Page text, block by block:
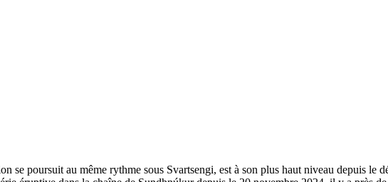
se poursuit au même rythme sous Svartsengi, est à son plus haut niveau depuis le